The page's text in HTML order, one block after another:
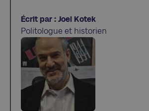
Écrit par : Joel Kotek
Politologue et historien